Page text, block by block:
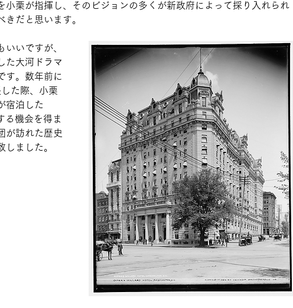
小栗が指揮し、そのビジョンの多くが新政府によって採り入れられ
きだと思います。
いいですが、
た大河ドラマ
す。数年前に
た際、小栗
宿泊した
る機会を得ま
が訪れた歴史
しました。